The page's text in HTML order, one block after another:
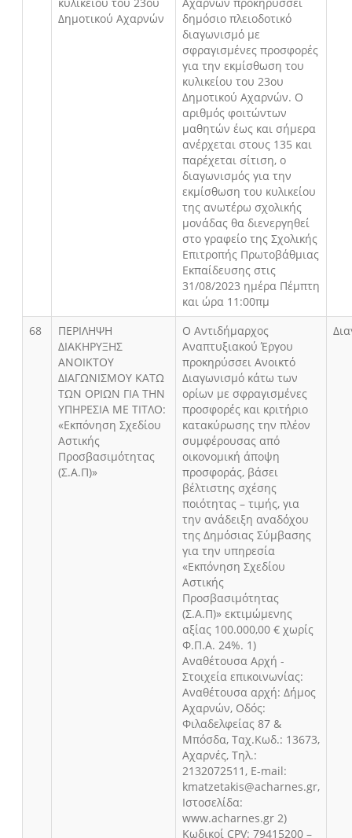
Δημοτικού Αχαρνών
δημόσιο πλειοδοτικό
διαγωνισμό με
σφραγισμένες προσφορές
για την εκμίσθωση του
κυλικείου του 23ου
Δημοτικού Αχαρνών. Ο
αριθμός φοιτώντων
μαθητών έως και σήμερα
ανέρχεται στους 135 και
παρέχεται σίτιση, ο
διαγωνισμός για την
εκμίσθωση του κυλικείου
της ανωτέρω σχολικής
μονάδας θα διενεργηθεί
στο γραφείο της Σχολικής
Επιτροπής Πρωτοβάθμιας
Εκπαίδευσης στις
31/08/2023 ημέρα Πέμπτη
και ώρα 11:00πμ
68
ΠΕΡΙΛΗΨΗ
ΔΙΑΚΗΡΥΞΗΣ
ΑΝΟΙΚΤΟΥ
ΔΙΑΓΩΝΙΣΜΟΥ ΚΑΤΩ
ΤΩΝ ΟΡΙΩΝ ΓΙΑ ΤΗΝ
ΥΠΗΡΕΣΙΑ ΜΕ ΤΙΤΛΟ:
«Εκπόνηση Σχεδίου
Αστικής
Προσβασιμότητας
(Σ.Α.Π)»
Ο Αντιδήμαρχος
Αναπτυξιακού Έργου
προκηρύσσει Ανοικτό
Διαγωνισμό κάτω των
ορίων με σφραγισμένες
προσφορές και κριτήριο
κατακύρωσης την πλέον
συμφέρουσας από
οικονομική άποψη
προσφοράς, βάσει
βέλτιστης σχέσης
ποιότητας – τιμής, για
την ανάδειξη αναδόχου
της Δημόσιας Σύμβασης
για την υπηρεσία
«Εκπόνηση Σχεδίου
Αστικής
Προσβασιμότητας
(Σ.Α.Π)» εκτιμώμενης
αξίας 100.000,00 € χωρίς
Φ.Π.Α. 24%. 1)
Αναθέτουσα Αρχή -
Στοιχεία επικοινωνίας:
Αναθέτουσα αρχή: Δήμος
Αχαρνών, Οδός:
Φιλαδελφείας 87 &
Μπόσδα, Ταχ.Κωδ.: 13673,
Αχαρνές, Τηλ.:
2132072511, E-mail:
kmatzetakis@acharnes.gr,
Ιστοσελίδα:
www.acharnes.gr 2)
Κωδικοί CPV: 79415200 –